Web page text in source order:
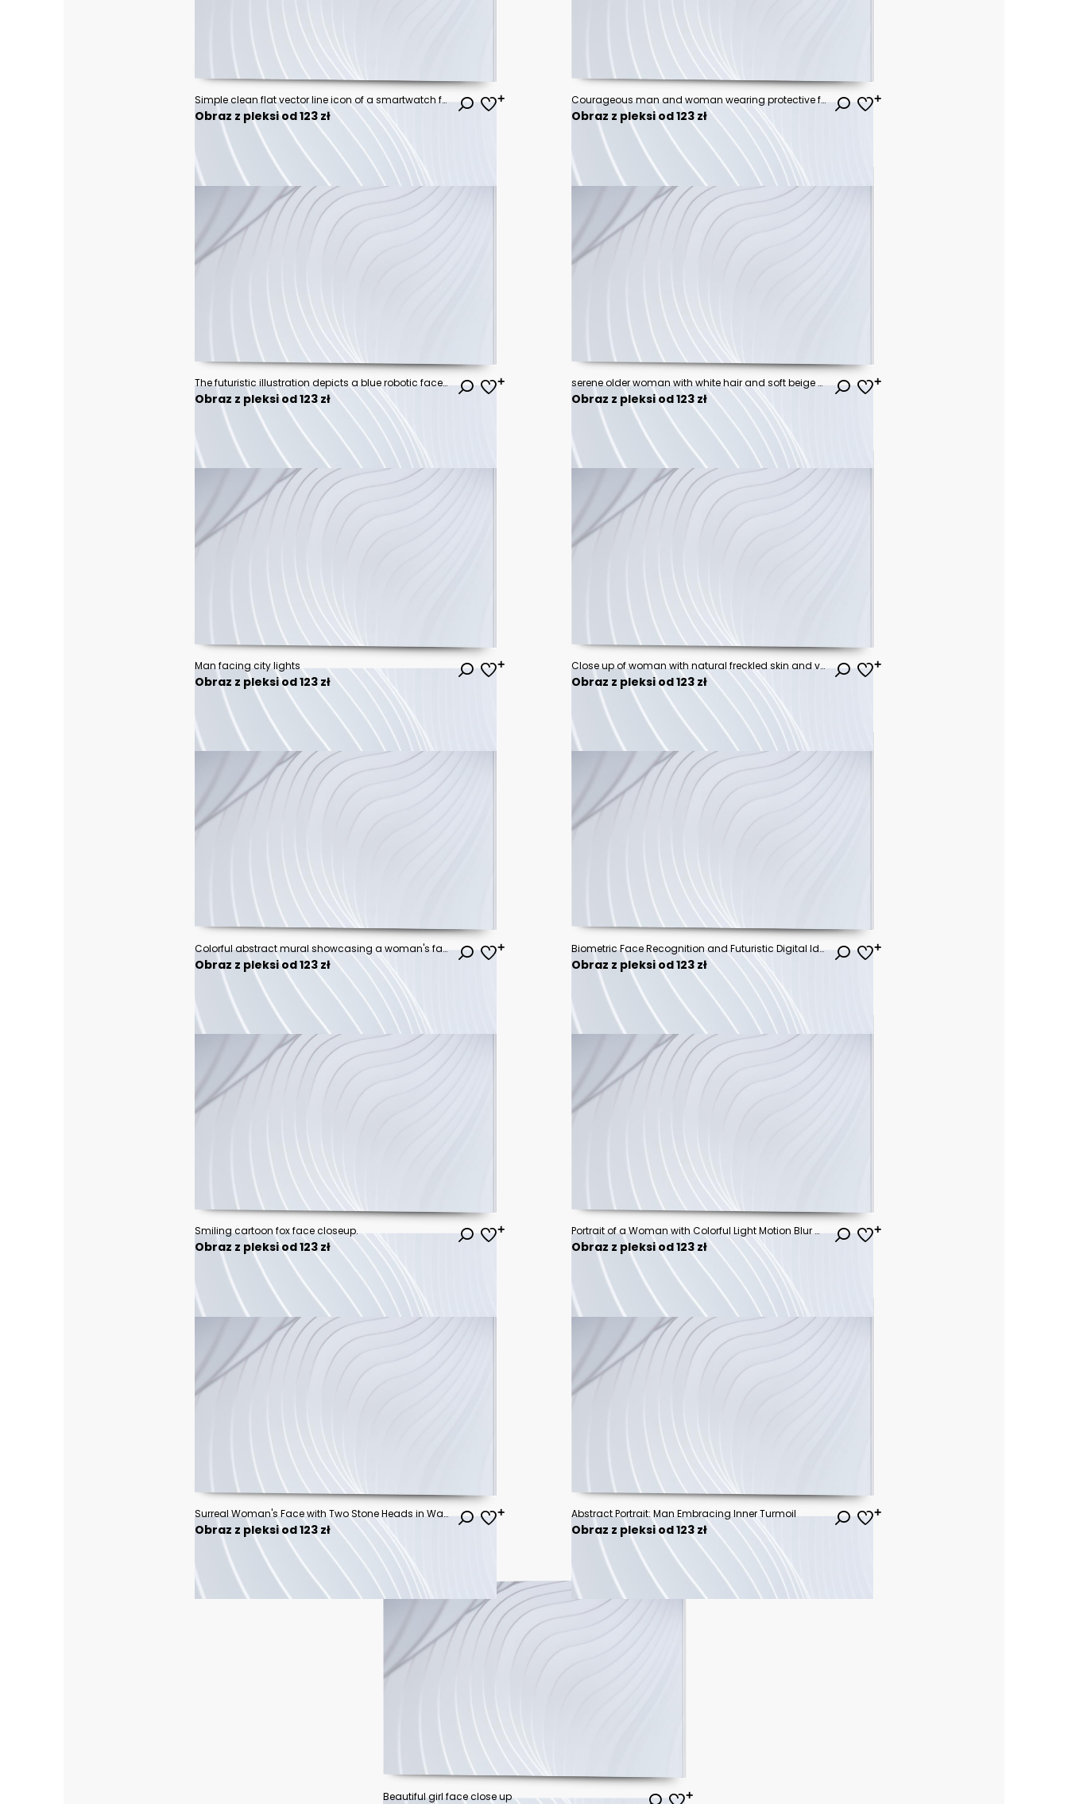
Simple clean flat vector line icon of a smartwatch face and band, ideal for wearable electronics, fitness goals, and tech service menus.
Obraz z pleksi od 123 zł
Courageous man and woman wearing protective face masks standing against a radiant blue sky with bright white clouds.
Obraz z pleksi od 123 zł
The futuristic illustration depicts a blue robotic face with geometric shapes on a dark blue background
Obraz z pleksi od 123 zł
serene older woman with white hair and soft beige sweater, contemplative head-and-shoulders portrait with obscured face against a dark gray background
Obraz z pleksi od 123 zł
Man facing city lights
Obraz z pleksi od 123 zł
Close up of woman with natural freckled skin and visible pores showing realistic texture and subtle makeup, conveying confidence and skincare authenticity
Obraz z pleksi od 123 zł
Colorful abstract mural showcasing a woman's face with vibrant geometric patterns and striking blue eye detail. Generative AI
Obraz z pleksi od 123 zł
Biometric Face Recognition and Futuristic Digital Identity
Obraz z pleksi od 123 zł
Smiling cartoon fox face closeup.
Obraz z pleksi od 123 zł
Portrait of a Woman with Colorful Light Motion Blur and Bright Neon Effects
Obraz z pleksi od 123 zł
Surreal Woman's Face with Two Stone Heads in Water
Obraz z pleksi od 123 zł
Abstract Portrait: Man Embracing Inner Turmoil
Obraz z pleksi od 123 zł
Beautiful girl face close up